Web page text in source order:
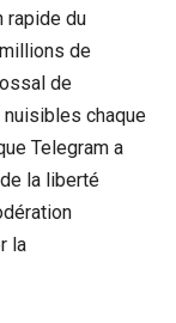
rapide du
de
de
chaque
Telegram a
la liberté
la